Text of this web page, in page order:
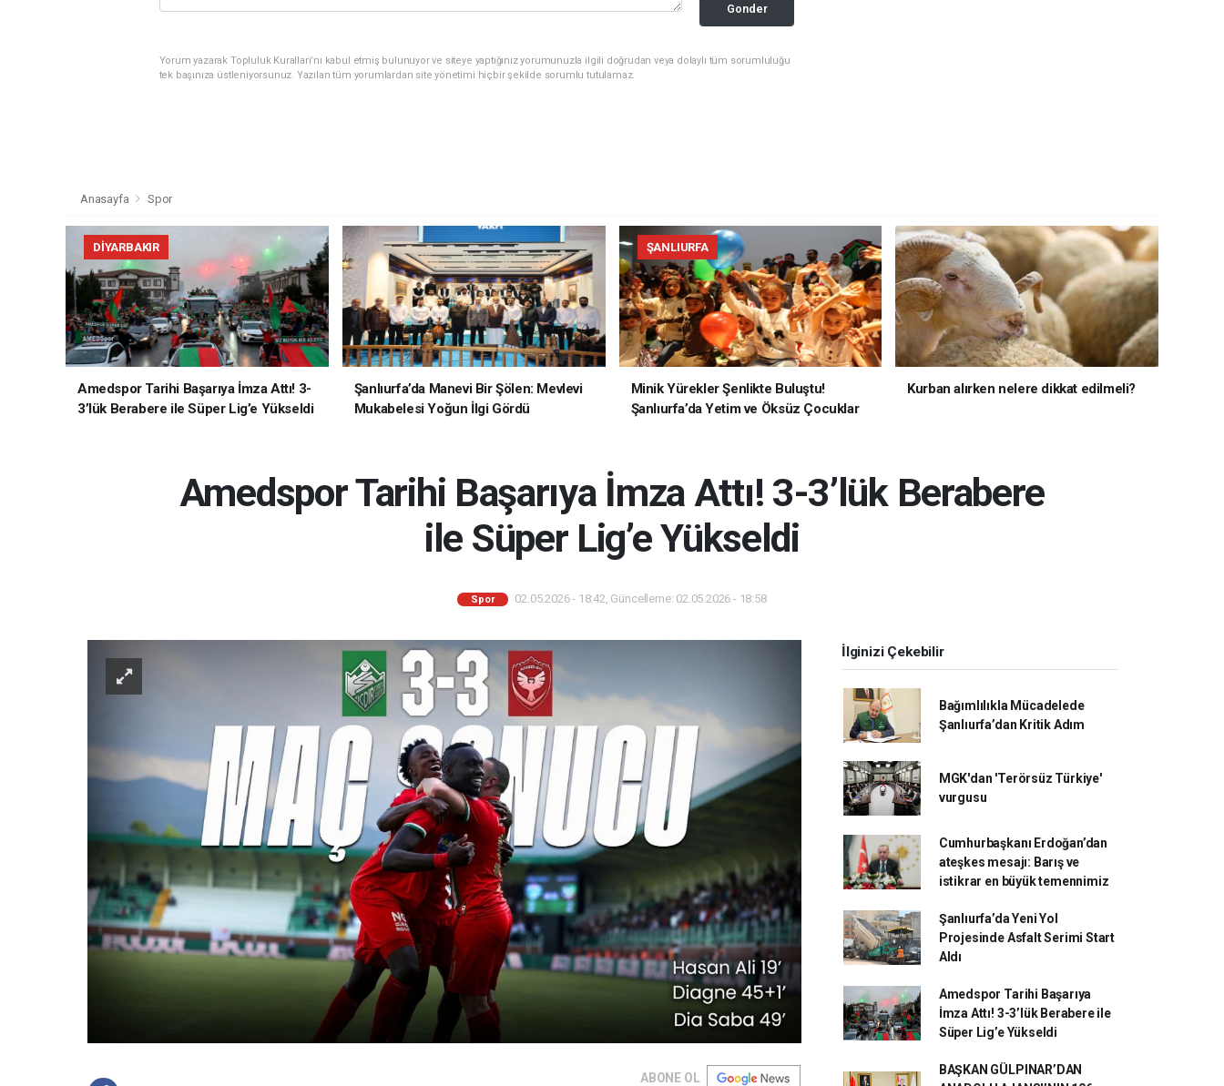
Gonder
Yorum yazarak Topluluk Kuralları’nı kabul etmiş bulunuyor ve siteye yaptığınız yorumunuzla ilgili doğrudan veya dolaylı tüm sorumluluğu
tek başınıza üstleniyorsunuz. Yazılan tüm yorumlardan site yönetimi hiçbir şekilde sorumlu tutulamaz.
Anasayfa Spor
DIYARBAKIR
Amedspor Tarihi Başarıya İmza Attı! 3-
3’lük Berabere ile Süper Lig’e Yükseldi
Şanlıurfa’da Manevi Bir Şölen: Mevlevi
Mukabelesi Yoğun İlgi Gördü
ŞANLIURFA
Minik Yürekler Şenlikte Buluştu!
Şanlıurfa’da Yetim ve Öksüz Çocuklar
Kurban alırken nelere dikkat edilmeli?
Amedspor Tarihi Başarıya İmza Attı! 3-3’lük Berabere
ile Süper Lig’e Yükseldi
Spor 02.05.2026 - 18:42, Güncelleme: 02.05.2026 - 18:58
ABONE OL
İlginizi Çekebilir
Bağımlılıkla Mücadelede
Şanlıurfa’dan Kritik Adım
MGK'dan 'Terörsüz Türkiye'
vurgusu
Cumhurbaşkanı Erdoğan’dan
ateşkes mesajı: Barış ve
istikrar en büyük temennimiz
Şanlıurfa’da Yeni Yol
Projesinde Asfalt Serimi Start
Aldı
Amedspor Tarihi Başarıya
İmza Attı! 3-3’lük Berabere ile
Süper Lig’e Yükseldi
BAŞKAN GÜLPINAR’DAN